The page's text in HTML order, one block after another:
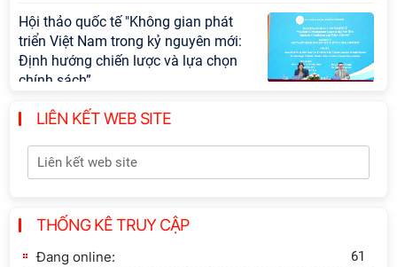
Hội thảo quốc tế "Không gian phát
triển Việt Nam trong kỷ nguyên mới:
Định hướng chiến lược và lựa chọn
chính sách”
Khai quật công trường khai thác đá
Tôn
sinh đào tạo trình độ tiến sĩ đợt 1
LIÊN KẾT WEB SITE
THỐNG KÊ TRUY CẬP
Đang online: 61